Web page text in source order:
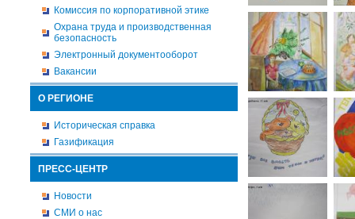
Комиссия по корпоративной этике
Охрана труда и производственная
безопасность
Электронный документооборот
Вакансии
О РЕГИОНЕ
Историческая справка
Газификация
ПРЕСС-ЦЕНТР
Новости
СМИ о нас